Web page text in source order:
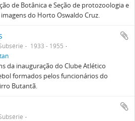
de Botânica e Seção de protozoologia e
do Horto Oswaldo Cruz.
1933 - 1955
da inauguração do Clube Atlético
formados pelos funcionários do
Butantã.